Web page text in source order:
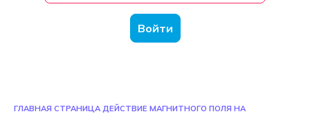
Войти
ГЛАВНАЯ СТРАНИЦА ДЕЙСТВИЕ МАГНИТНОГО ПОЛЯ НА